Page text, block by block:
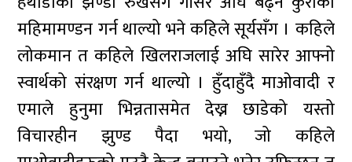
महिमामण्डन गर्न थाल्यो भने कहिले सूर्यसँग । कहिले
लोकमान त कहिले खिलराजलाई अघि सारेर आफ्नो
स्वार्थको संरक्षण गर्न थाल्यो । हुँदाहुँदै माओवादी र
एमाले हुनुमा भिन्नतासमेत देख्न छाडेको यस्तो
विचारहीन झुण्ड पैदा भयो, जो कहिले